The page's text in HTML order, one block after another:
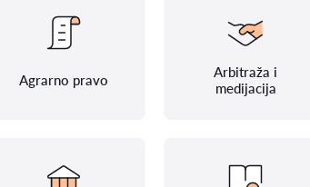
Agrarno pravo
Arbitraža i
medijacija